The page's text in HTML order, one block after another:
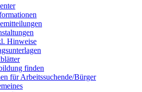
Hinweise
finden
für Arbeitssuchende/Bürger